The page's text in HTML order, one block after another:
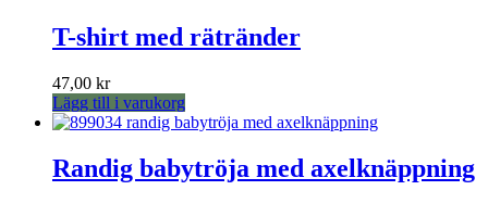
flera
olika
alternativen
väljas
på
T-shirt med rätränder
47,00 kr
Lägg till i varukorg
Randig babytröja med axelknäppning